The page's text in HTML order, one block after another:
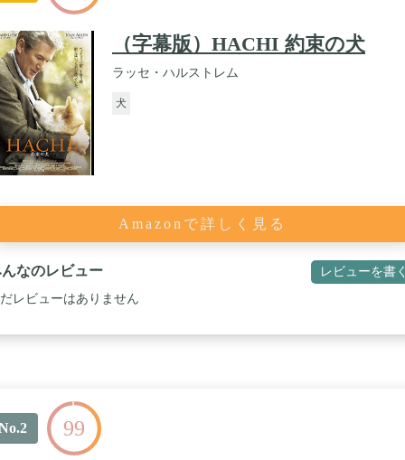
（字幕版）HACHI 約束の犬
ラッセ・ハルストレム
犬
Amazonで詳しく見る
なのレビュー レビューを書
レビューはありません
99